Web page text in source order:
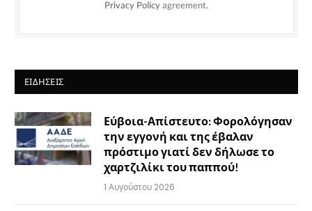
Privacy Policy agreement.
ΕΙΔΉΣΕΙΣ
Εύβοια-Απίστευτο: Φορολόγησαν
την εγγονή και της έβαλαν
πρόστιμο γιατί δεν δήλωσε το
χαρτζιλίκι του παππού!
1 Αυγούστου 2026